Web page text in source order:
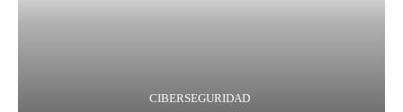
CIBERSEGURIDAD